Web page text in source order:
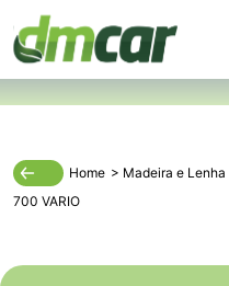
Home > Madeira e Lenha
700 VARIO